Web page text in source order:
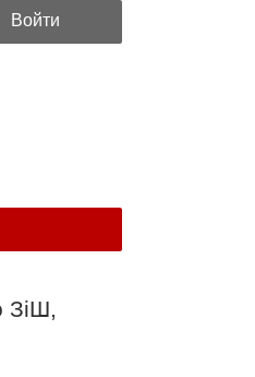
Войти
ЗiШ,